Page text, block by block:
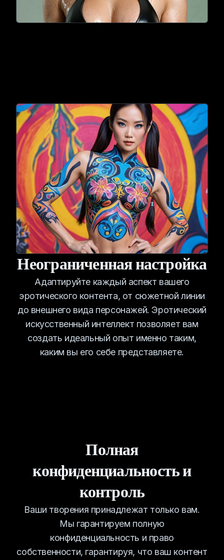
Неограниченная настройка
Адаптируйте каждый аспект вашего
эротического контента, от сюжетной линии
до внешнего вида персонажей. Эротический
искусственный интеллект позволяет вам
создать идеальный опыт именно таким,
каким вы его себе представляете.
Полная
конфиденциальность и
контроль
Ваши творения принадлежат только вам.
Мы гарантируем полную
конфиденциальность и право
собственности, гарантируя, что ваш контент